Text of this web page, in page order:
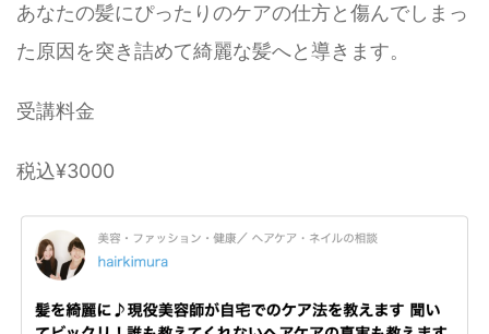
あなたの髪にぴったりのケアの仕方と傷んでしまっ
た原因を突き詰めて綺麗な髪へと導きます。
受講料金
税込¥3000